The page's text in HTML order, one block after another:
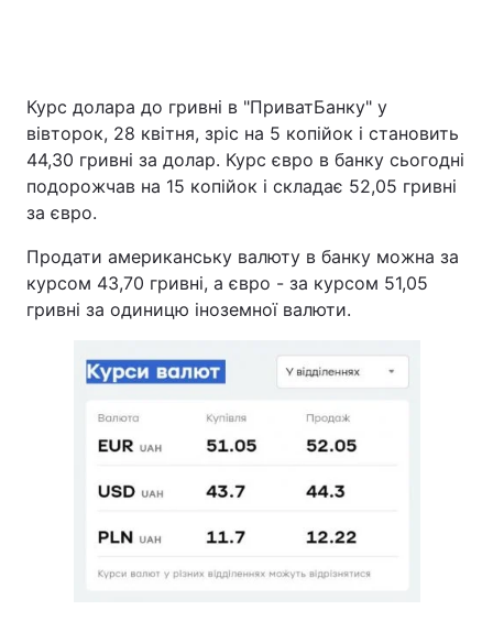
Головна Війна
Україна Політика
Економіка
Спорт Наука
Техно і зв'язок Лайт
Інциденти
Цікавинки Погода
Екологія Регіони
Лонгріди
Курс долара до гривні в "ПриватБанку" у
вівторок, 28 квітня, зріс на 5 копійок і становить
44,30 гривні за долар. Курс євро в банку сьогодні
подорожчав на 15 копійок і складає 52,05 гривні
за євро.
Продати американську валюту в банку можна за
курсом 43,70 гривні, а євро - за курсом 51,05
гривні за одиницю іноземної валюти.